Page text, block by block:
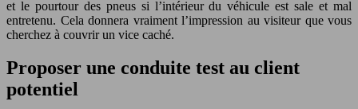
et le pourtour des pneus si l’intérieur du véhicule est sale et mal
entretenu. Cela donnera vraiment l’impression au visiteur que vous
cherchez à couvrir un vice caché.
Proposer une conduite test au client
potentiel